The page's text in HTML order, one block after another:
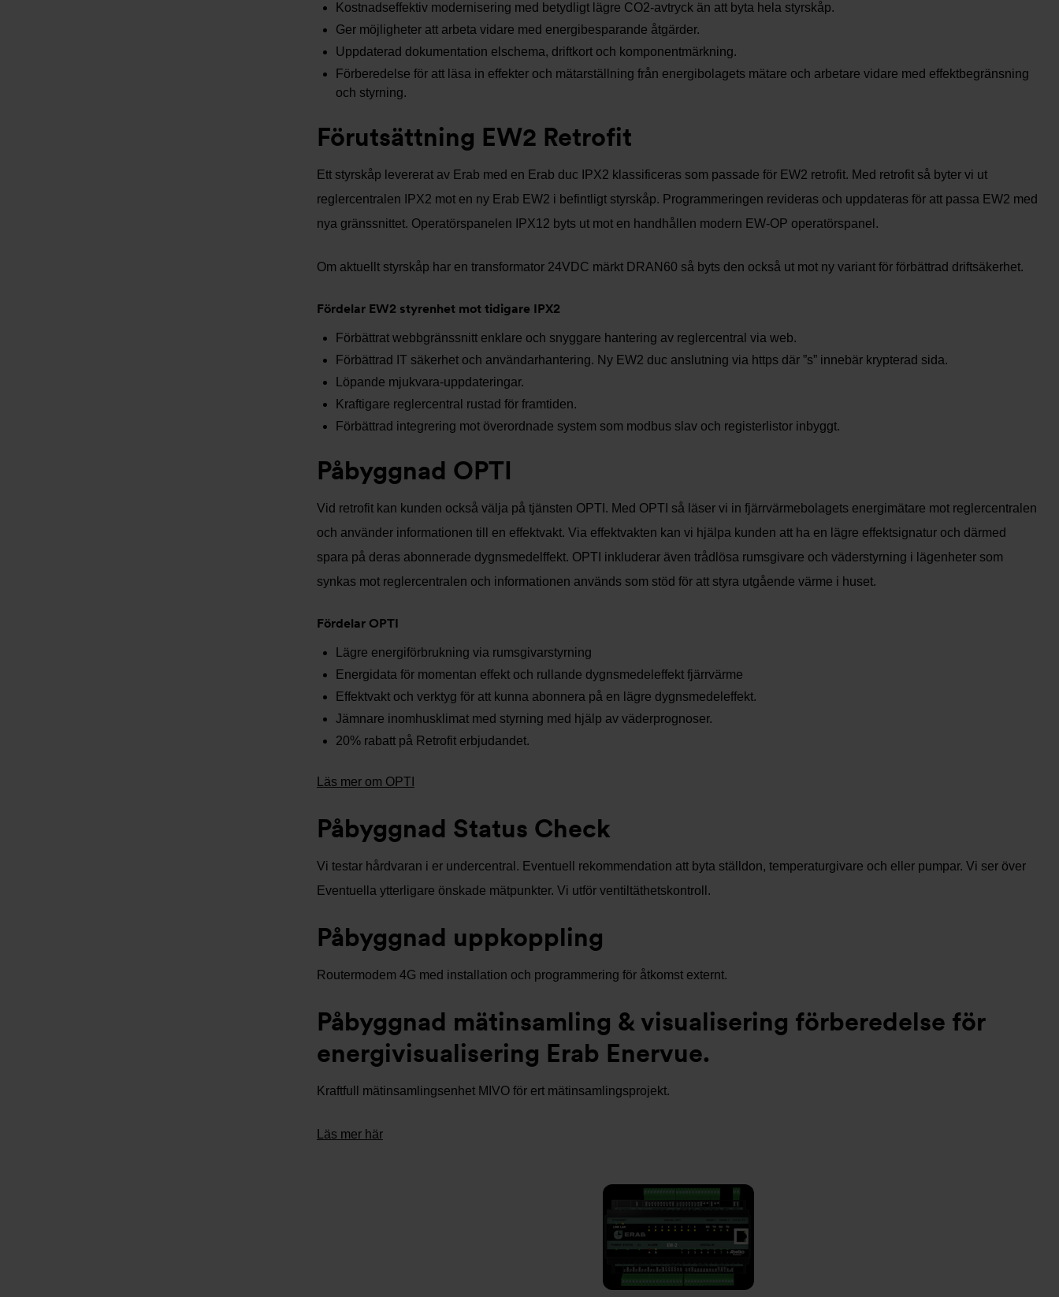
Kostnadseffektiv modernisering med betydligt lägre CO2-avtryck än att byta hela styrskåp.
Ger möjligheter att arbeta vidare med energibesparande åtgärder.
Uppdaterad dokumentation elschema, driftkort och komponentmärkning.
Förberedelse för att läsa in effekter och mätarställning från energibolagets mätare och arbetare vidare med effektbegränsning
och styrning.
Förutsättning EW2 Retrofit
Ett styrskåp levererat av Erab med en Erab duc IPX2 klassificeras som passade för EW2 retrofit. Med retrofit så byter vi ut
reglercentralen IPX2 mot en ny Erab EW2 i befintligt styrskåp. Programmeringen revideras och uppdateras för att passa EW2 med
nya gränssnittet. Operatörspanelen IPX12 byts ut mot en handhållen modern EW-OP operatörspanel.
Om aktuellt styrskåp har en transformator 24VDC märkt DRAN60 så byts den också ut mot ny variant för förbättrad driftsäkerhet.
Fördelar EW2 styrenhet mot tidigare IPX2
Förbättrat webbgränssnitt enklare och snyggare hantering av reglercentral via web.
Förbättrad IT säkerhet och användarhantering. Ny EW2 duc anslutning via https där ”s” innebär krypterad sida.
Löpande mjukvara-uppdateringar.
Kraftigare reglercentral rustad för framtiden.
Förbättrad integrering mot överordnade system som modbus slav och registerlistor inbyggt.
Påbyggnad OPTI
Vid retrofit kan kunden också välja på tjänsten OPTI. Med OPTI så läser vi in fjärrvärmebolagets energimätare mot reglercentralen
och använder informationen till en effektvakt. Via effektvakten kan vi hjälpa kunden att ha en lägre effektsignatur och därmed
spara på deras abonnerade dygnsmedelffekt. OPTI inkluderar även trådlösa rumsgivare och väderstyrning i lägenheter som
synkas mot reglercentralen och informationen används som stöd för att styra utgående värme i huset.
Fördelar OPTI
Lägre energiförbrukning via rumsgivarstyrning
Energidata för momentan effekt och rullande dygnsmedeleffekt fjärrvärme
Effektvakt och verktyg för att kunna abonnera på en lägre dygnsmedeleffekt.
Jämnare inomhusklimat med styrning med hjälp av väderprognoser.
20% rabatt på Retrofit erbjudandet.
Läs mer om OPTI
Påbyggnad Status Check
Vi testar hårdvaran i er undercentral. Eventuell rekommendation att byta ställdon, temperaturgivare och eller pumpar. Vi ser över
Eventuella ytterligare önskade mätpunkter. Vi utför ventiltäthetskontroll.
Påbyggnad uppkoppling
Routermodem 4G med installation och programmering för åtkomst externt.
Påbyggnad mätinsamling & visualisering förberedelse för
energivisualisering Erab Enervue.
Kraftfull mätinsamlingsenhet MIVO för ert mätinsamlingsprojekt.
Läs mer här